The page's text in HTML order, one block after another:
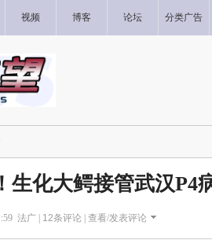
视频 博客 论坛 分类广告
生化大鳄接管武汉P4
法广 | 12条评论 | 查看/发表评论